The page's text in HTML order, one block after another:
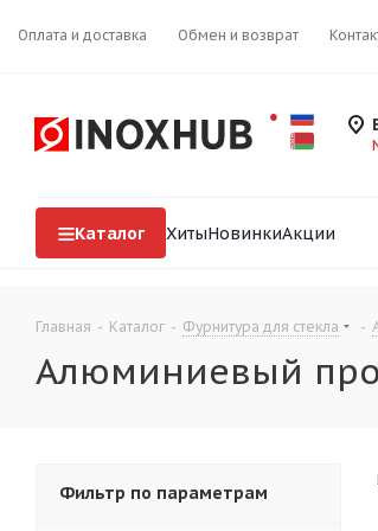
Оплата и доставка Обмен и возврат
Каталог ХитыНовинкиАкции
Главная - Каталог - Фурнитура для стекла -
Алюминиевый
Фильтр по параметрам